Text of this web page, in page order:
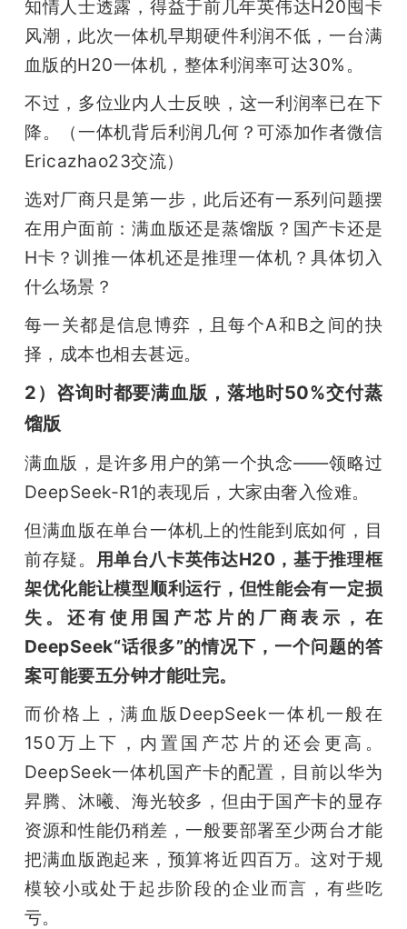
知情人士透露，得益于前几年英伟达H20囤卡
风潮，此次一体机早期硬件利润不低，一台满
血版的H20一体机，整体利润率可达30%。
不过，多位业内人士反映，这一利润率已在下
降。（一体机背后利润几何？可添加作者微信
Ericazhao23交流）
选对厂商只是第一步，此后还有一系列问题摆
在用户面前：满血版还是蒸馏版？国产卡还是
H卡？训推一体机还是推理一体机？具体切入
什么场景？
每一关都是信息博弈，且每个A和B之间的抉
择，成本也相去甚远。
2）咨询时都要满血版，落地时50%交付蒸
馏版
满血版，是许多用户的第一个执念——领略过
DeepSeek-R1的表现后，大家由奢入俭难。
但满血版在单台一体机上的性能到底如何，目
前存疑。
用单台八卡英伟达H20，基于推理框
架优化能让模型顺利运行，但性能会有一定损
失。还有使用国产芯片的厂商表示，在
DeepSeek“话很多”的情况下，一个问题的答
案可能要五分钟才能吐完。
而价格上，满血版DeepSeek一体机一般在
150万上下，内置国产芯片的还会更高。
DeepSeek一体机国产卡的配置，目前以华为
昇腾、沐曦、海光较多，但由于国产卡的显存
资源和性能仍稍差，一般要部署至少两台才能
把满血版跑起来，预算将近四百万。这对于规
模较小或处于起步阶段的企业而言，有些吃
亏。